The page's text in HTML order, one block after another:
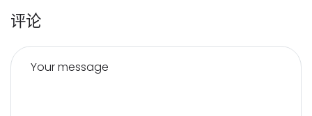
评论
Your message